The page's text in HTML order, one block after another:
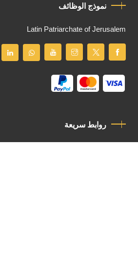
نموذج الوظائف
Latin Patriarchate of Jerusalem
روابط سريعة